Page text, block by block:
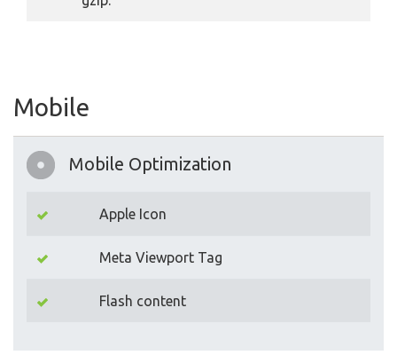
Mobile
Mobile Optimization
Apple Icon
Meta Viewport Tag
Flash content